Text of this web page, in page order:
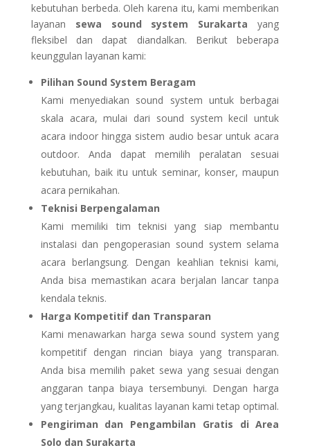
kebutuhan berbeda. Oleh karena itu, kami memberikan
layanan sewa sound system Surakarta yang
fleksibel dan dapat diandalkan. Berikut beberapa
keunggulan layanan kami:
Pilihan Sound System Beragam
Kami menyediakan sound system untuk berbagai
skala acara, mulai dari sound system kecil untuk
acara indoor hingga sistem audio besar untuk acara
outdoor. Anda dapat memilih peralatan sesuai
kebutuhan, baik itu untuk seminar, konser, maupun
acara pernikahan.
Teknisi Berpengalaman
Kami memiliki tim teknisi yang siap membantu
instalasi dan pengoperasian sound system selama
acara berlangsung. Dengan keahlian teknisi kami,
Anda bisa memastikan acara berjalan lancar tanpa
kendala teknis.
Harga Kompetitif dan Transparan
Kami menawarkan harga sewa sound system yang
kompetitif dengan rincian biaya yang transparan.
Anda bisa memilih paket sewa yang sesuai dengan
anggaran tanpa biaya tersembunyi. Dengan harga
yang terjangkau, kualitas layanan kami tetap optimal.
Pengiriman dan Pengambilan Gratis di Area
Solo dan Surakarta